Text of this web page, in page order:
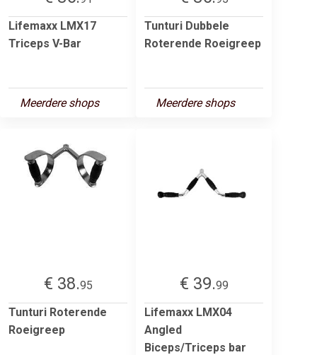
Lifemaxx LMX17
Triceps V-Bar
Meerdere shops
Tunturi Dubbele
Roterende Roeigreep
Meerdere shops
€ 38.95
Tunturi Roterende
Roeigreep
€ 39.99
Lifemaxx LMX04
Angled
Biceps/Triceps bar